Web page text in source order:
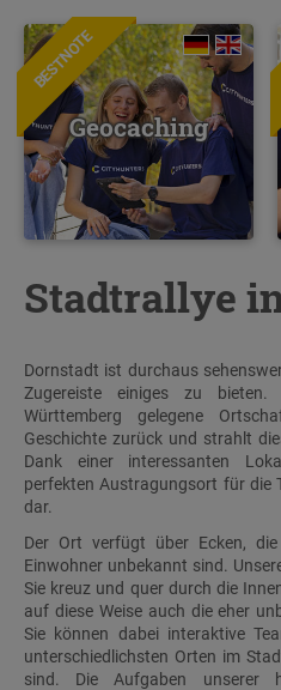
BESTNOTE
Geocaching
Stadtrallye
Dornstadt ist durchaus
Zugereiste einiges zu
Württemberg gelegene
Geschichte zurück und strahlt
Dank einer interessanten
perfekten Austragungsort für die
dar.
Der Ort verfügt über Ecken,
Einwohner unbekannt sind.
Sie kreuz und quer durch die
auf diese Weise auch die eher
Sie können dabei interaktive
unterschiedlichsten Orten im
sind. Die Aufgaben unserer